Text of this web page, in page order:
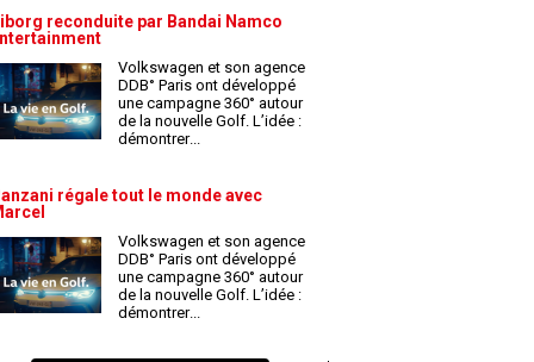
reconduite par Bandai Namco
Volkswagen et son agence
DDB° Paris ont développé
une campagne 360° autour
de la nouvelle Golf. L’idée :
démontrer...
régale tout le monde avec
Volkswagen et son agence
DDB° Paris ont développé
une campagne 360° autour
de la nouvelle Golf. L’idée :
démontrer...